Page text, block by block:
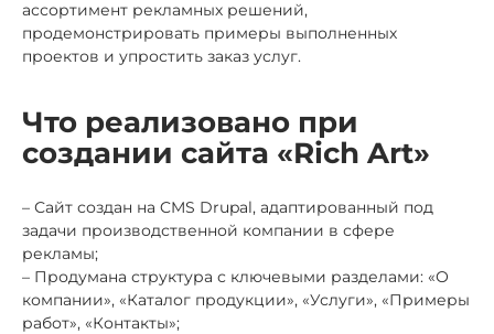
ассортимент рекламных решений,
продемонстрировать примеры выполненных
проектов и упростить заказ услуг.
Что реализовано при
создании сайта «Rich Art»
– Сайт создан на CMS Drupal, адаптированный под
задачи производственной компании в сфере
рекламы;
– Продумана структура с ключевыми разделами: «О
компании», «Каталог продукции», «Услуги», «Примеры
работ», «Контакты»;